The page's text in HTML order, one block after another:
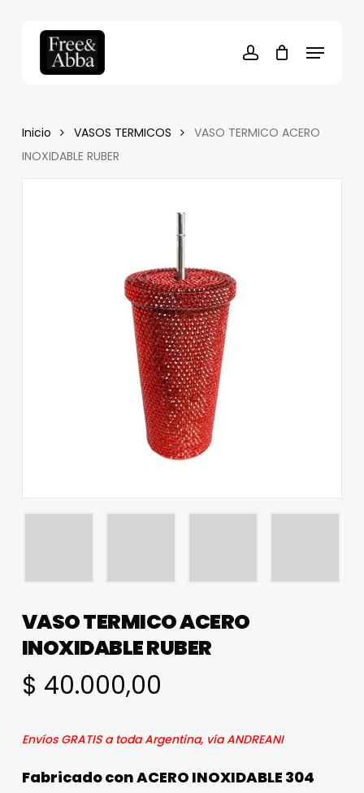
content
account
Menu
Cart Cart
Inicio VASOS TERMICOS
VASO TERMICO ACERO
INOXIDABLE RUBER
VASO TERMICO ACERO
INOXIDABLE RUBER
$ 40.000,00
Envíos GRATIS a toda Argentina, vía ANDREANI
Fabricado con ACERO INOXIDABLE 304